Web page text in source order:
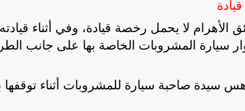
لا يحمل رخصة قيادة، وفي أثناء
سيارة المشروبات الخاصة بها على جانب
سيدة صاحبة سيارة للمشروبات أثناء توقفها